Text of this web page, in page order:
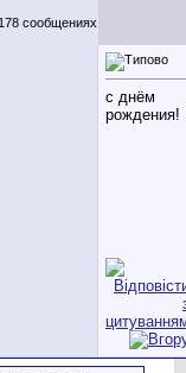
сообщениях
с днём
рождения!